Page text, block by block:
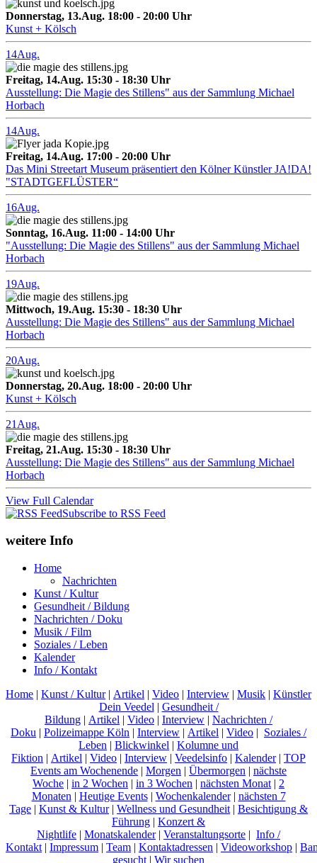
Donnerstag, 13.Aug. 18:00 - 20:00 Uhr
Kunst + Kölsch
14Aug.
Freitag, 14.Aug. 15:30 - 18:30 Uhr
Ausstellung: Die Magie des Stillens" aus der Sammlung Michael
Horbach
14Aug.
Freitag, 14.Aug. 17:00 - 20:00 Uhr
Das Mini Streetart Museum präsentiert den Kölner Künstler JA!DA!
"STADTGEFLÜSTER“
16Aug.
Sonntag, 16.Aug. 11:00 - 14:00 Uhr
"Ausstellung: Die Magie des Stillens" aus der Sammlung Michael
Horbach
19Aug.
Mittwoch, 19.Aug. 15:30 - 18:30 Uhr
Ausstellung: Die Magie des Stillens" aus der Sammlung Michael
Horbach
20Aug.
Donnerstag, 20.Aug. 18:00 - 20:00 Uhr
Kunst + Kölsch
21 Aug.
Freitag, 21.Aug. 15:30 - 18:30 Uhr
Ausstellung: Die Magie des Stillens" aus der Sammlung Michael
Horbach
View Full Calendar
Subscribe to RSS Feed
weitere Info
Home
Nachrichten
Kunst / Kultur
Gesundheit / Bildung
Nachrichten / Doku
Musik / Film
Soziales / Leben
Kalender
Info / Kontakt
Home | Kunst / Kultur| Artikel | Video | Interview | Musik | Künstler
Dein Veedel | Gesundheit /
Bildung | Artikel | Video | Interview | Nachrichten /
Doku | Polizeimappe Köln | Interview | Artikel | Video | Soziales /
Leben | Blickwinkel | Kolumne und
Fiktion | Artikel | Video | Interview | Veedelsinfo | Kalender| TOP
Events am Wochenende | Morgen | Übermorgen | nächste
Woche | in 2 Wochen | in 3 Wochen | nächsten Monat | 2
Monaten | Heutige Events| Wochenkalender| nächsten 7
Tage | Kunst & Kultur| Wellness und Gesundheit | Besichtigung &
Führung | Konzert &
Nightlife | Monatskalender| Veranstaltungsorte | Info /
Kontakt | Impressum | Team | Kontaktadressen | Videoworkshop |
gesucht | Wir suchen